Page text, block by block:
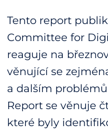
Tento report
Committee for
reaguje na
věnující se
a dalším
Report se věnuje
které byly